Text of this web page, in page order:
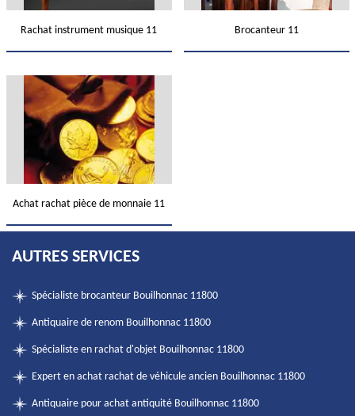
Rachat instrument musique 11 Brocanteur 11
Achat rachat pièce de monnaie 11
AUTRES SERVICES
Spécialiste brocanteur Bouilhonnac 11800
Antiquaire de renom Bouilhonnac 11800
Spécialiste en rachat d'objet Bouilhonnac 11800
Expert en achat rachat de véhicule ancien Bouilhonnac 11800
Antiquaire pour achat antiquité Bouilhonnac 11800